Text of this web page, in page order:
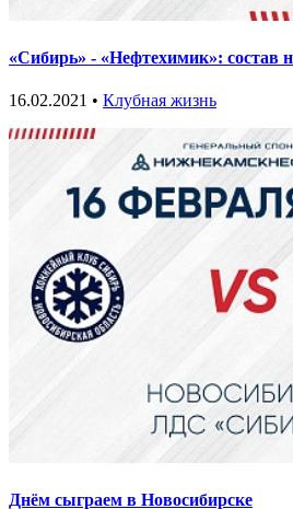
«Сибирь» - «Нефтехимик»: состав
16.02.2021 • Клубная жизнь
Днём сыграем в Новосибирске